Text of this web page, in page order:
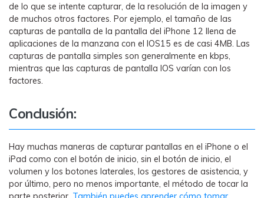
de lo que se intente capturar, de la resolución de la imagen y
de muchos otros factores. Por ejemplo, el tamaño de las
capturas de pantalla de la pantalla del iPhone 12 llena de
aplicaciones de la manzana con el IOS15 es de casi 4MB. Las
capturas de pantalla simples son generalmente en kbps,
mientras que las capturas de pantalla IOS varían con los
factores.
Conclusión:
Hay muchas maneras de capturar pantallas en el iPhone o el
iPad como con el botón de inicio, sin el botón de inicio, el
volumen y los botones laterales, los gestores de asistencia, y
por último, pero no menos importante, el método de tocar la